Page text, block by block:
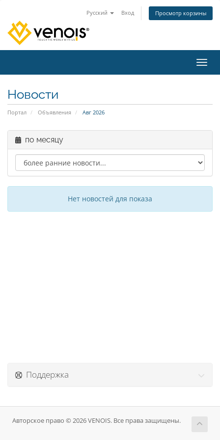
Русский Вход Просмотр корзины
Новости
Портал Объявления Авг 2026
по месяцу
Нет новостей для показа
Поддержка
Авторское право © 2026 VENOIS. Все права защищены.